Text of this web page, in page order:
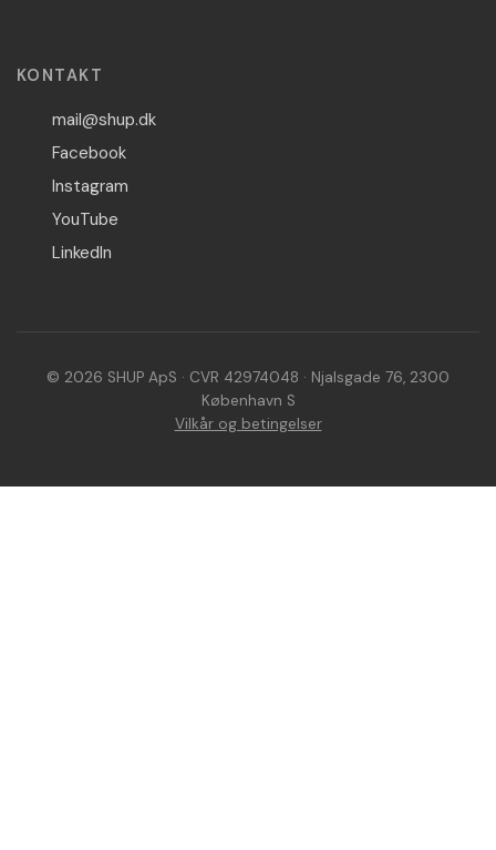
KONTAKT
mail@shup.dk
Facebook
Instagram
YouTube
LinkedIn
© 2026 SHUP ApS · CVR 42974048 · Njalsgade 76, 2300
København S
Vilkår og betingelser